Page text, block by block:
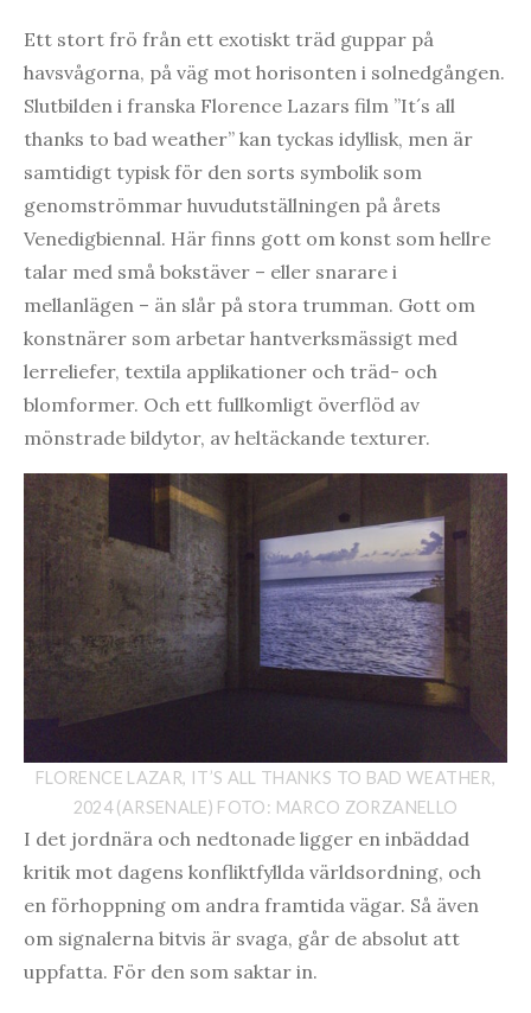
Ett stort frö från ett exotiskt träd guppar på
havsvågorna, på väg mot horisonten i solnedgången.
Slutbilden i franska Florence Lazars film ”It´s all
thanks to bad weather” kan tyckas idyllisk, men är
samtidigt typisk för den sorts symbolik som
genomströmmar huvudutställningen på årets
Venedigbiennal. Här finns gott om konst som hellre
talar med små bokstäver – eller snarare i
mellanlägen – än slår på stora trumman. Gott om
konstnärer som arbetar hantverksmässigt med
lerreliefer, textila applikationer och träd- och
blomformer. Och ett fullkomligt överflöd av
mönstrade bildytor, av heltäckande texturer.
FLORENCE LAZAR, IT’S ALL THANKS TO BAD WEATHER,
2024 (ARSENALE) FOTO: MARCO ZORZANELLO
I det jordnära och nedtonade ligger en inbäddad
kritik mot dagens konfliktfyllda världsordning, och
en förhoppning om andra framtida vägar. Så även
om signalerna bitvis är svaga, går de absolut att
uppfatta. För den som saktar in.